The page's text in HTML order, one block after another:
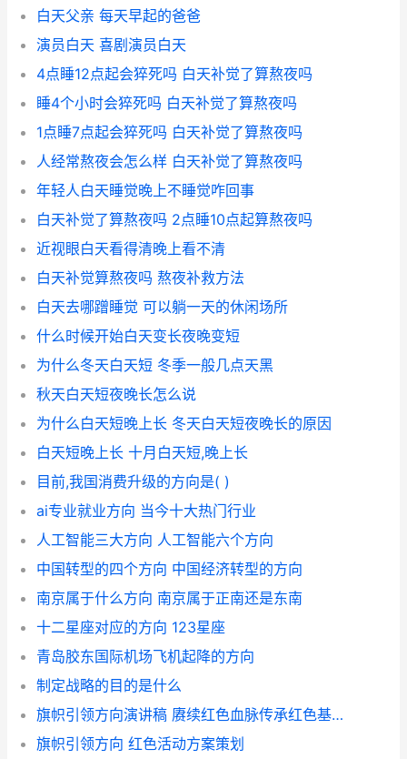
白天父亲 每天早起的爸爸
演员白天 喜剧演员白天
4点睡12点起会猝死吗 白天补觉了算熬夜吗
睡4个小时会猝死吗 白天补觉了算熬夜吗
1点睡7点起会猝死吗 白天补觉了算熬夜吗
人经常熬夜会怎么样 白天补觉了算熬夜吗
年轻人白天睡觉晚上不睡觉咋回事
白天补觉了算熬夜吗 2点睡10点起算熬夜吗
近视眼白天看得清晚上看不清
白天补觉算熬夜吗 熬夜补救方法
白天去哪蹭睡觉 可以躺一天的休闲场所
什么时候开始白天变长夜晚变短
为什么冬天白天短 冬季一般几点天黑
秋天白天短夜晚长怎么说
为什么白天短晚上长 冬天白天短夜晚长的原因
白天短晚上长 十月白天短,晚上长
目前,我国消费升级的方向是( )
ai专业就业方向 当今十大热门行业
人工智能三大方向 人工智能六个方向
中国转型的四个方向 中国经济转型的方向
南京属于什么方向 南京属于正南还是东南
十二星座对应的方向 123星座
青岛胶东国际机场飞机起降的方向
制定战略的目的是什么
旗帜引领方向演讲稿 赓续红色血脉传承红色基因演讲稿
旗帜引领方向 红色活动方案策划